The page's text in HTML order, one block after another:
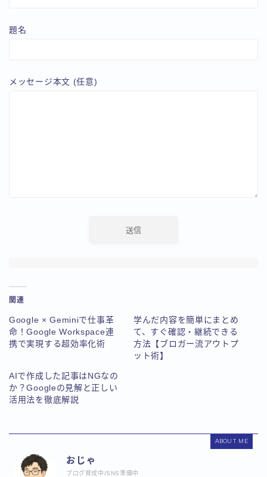
題名
メッセージ本文 (任意)
関連
Google × Geminiで仕事革
命！Google Workspace連
携で実現する超効率化術
学んだ内容を簡単にまとめ
て、すぐ確認・継続できる
方法【ブロガー流アウトプ
ット術】
AIで作成した記事はNGなの
か？Googleの見解と正しい
活用法を徹底解説
ABOUT ME
おじゃ
ブログ育成中/SNS準備中